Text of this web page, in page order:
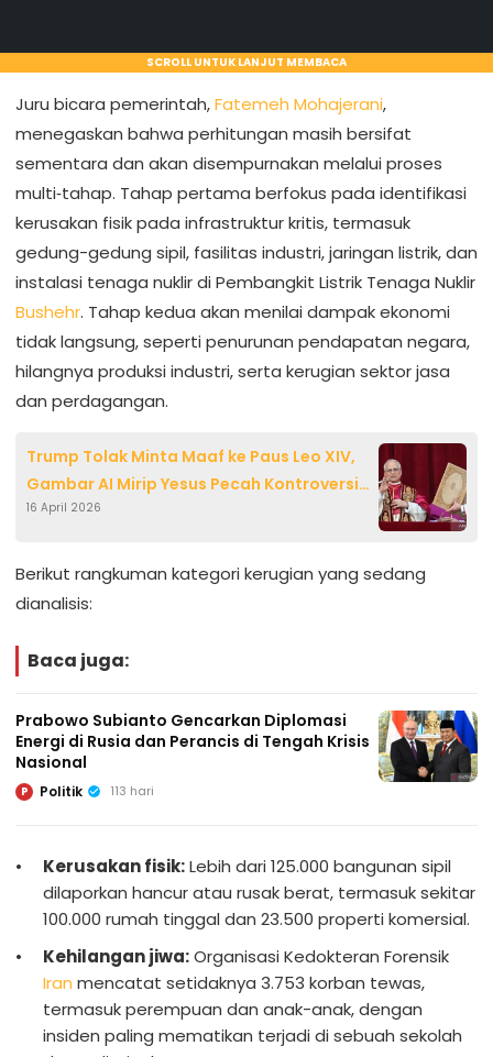
SCROLL UNTUK LANJUT MEMBACA
Juru bicara pemerintah,Fatemeh Mohajerani,
menegaskan bahwa perhitungan masih bersifat
sementara dan akan disempurnakan melalui proses
multi‑tahap. Tahap pertama berfokus pada identifikasi
kerusakan fisik pada infrastruktur kritis, termasuk
gedung-gedung sipil, fasilitas industri, jaringan listrik, dan
instalasi tenaga nuklir di Pembangkit Listrik Tenaga Nuklir
Bushehr. Tahap kedua akan menilai dampak ekonomi
tidak langsung, seperti penurunan pendapatan negara,
hilangnya produksi industri, serta kerugian sektor jasa
dan perdagangan.
Trump Tolak Minta Maaf ke Paus Leo XIV,
Gambar AI Mirip Yesus Pecah Kontroversi
Internasional
16 April 2026
Berikut rangkuman kategori kerugian yang sedang
dianalisis:
Baca juga:
Prabowo Subianto Gencarkan Diplomasi
Energi di Rusia dan Perancis di Tengah Krisis
Nasional
P Politik 113 hari
Kerusakan fisik:Lebih dari 125.000 bangunan sipil
dilaporkan hancur atau rusak berat, termasuk sekitar
100.000 rumah tinggal dan 23.500 properti komersial.
Kehilangan jiwa:Organisasi Kedokteran Forensik
Iran mencatat setidaknya 3.753 korban tewas,
termasuk perempuan dan anak-anak, dengan
insiden paling mematikan terjadi di sebuah sekolah